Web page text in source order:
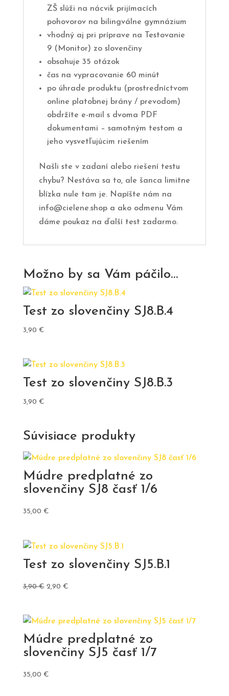
ZŠ slúži na nácvik prijímacích
pohovorov na bilingválne gymnázium
vhodný aj pri príprave na Testovanie
9 (Monitor) zo slovenčiny
obsahuje 35 otázok
čas na vypracovanie 60 minút
po úhrade produktu (prostredníctvom
online platobnej brány / prevodom)
obdržíte e-mail s dvoma PDF
dokumentami – samotným testom a
jeho vysvetľujúcim riešením
Našli ste v zadaní alebo riešení testu
chybu? Nestáva sa to, ale šanca limitne
blízka nule tam je. Napíšte nám na
info@cielene.shop a ako odmenu Vám
dáme poukaz na ďalší test zadarmo.
Možno by sa Vám páčilo…
Test zo slovenčiny SJ8.B.4
3,90 €
Test zo slovenčiny SJ8.B.3
3,90 €
Súvisiace produkty
Múdre predplatné zo
slovenčiny SJ8 časť 1/6
35,00 €
Test zo slovenčiny SJ5.B.1
3,90€ Pôvodná
3,90 €.
2,90 €Aktuálna
2,90 €.
Múdre predplatné zo
slovenčiny SJ5 časť 1/7
35,00 €